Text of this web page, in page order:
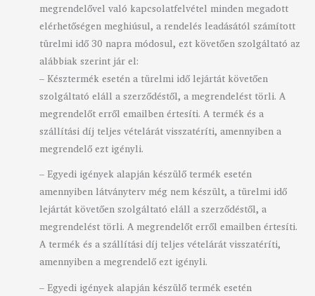
megrendelővel való kapcsolatfelvétel minden megadott
elérhetőségen meghiúsul, a rendelés leadásától számított
türelmi idő 30 napra módosul, ezt követően szolgáltató az
alábbiak szerint jár el:
– Késztermék esetén a türelmi idő lejártát követően
szolgáltató eláll a szerződéstől, a megrendelést törli. A
megrendelőt erről emailben értesíti. A termék és a
szállítási díj teljes vételárát visszatéríti, amennyiben a
megrendelő ezt igényli.
– Egyedi igények alapján készülő termék esetén
amennyiben látványterv még nem készült, a türelmi idő
lejártát követően szolgáltató eláll a szerződéstől, a
megrendelést törli. A megrendelőt erről emailben értesíti.
A termék és a szállítási díj teljes vételárát visszatéríti,
amennyiben a megrendelő ezt igényli.
– Egyedi igények alapján készülő termék esetén